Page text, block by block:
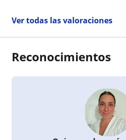
Ver todas las valoraciones
Reconocimientos